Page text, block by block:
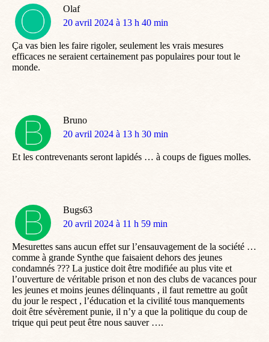
Olaf
dit
20 avril 2024 à 13 h 40 min
Ça vas bien les faire rigoler, seulement les vrais mesures
efficaces ne seraient certainement pas populaires pour tout le
monde.
Bruno
dit
20 avril 2024 à 13 h 30 min
Et les contrevenants seront lapidés … à coups de figues molles.
Bugs63
dit
20 avril 2024 à 11 h 59 min
Mesurettes sans aucun effet sur l’ensauvagement de la société …
comme à grande Synthe que faisaient dehors des jeunes
condamnés ??? La justice doit être modifiée au plus vite et
l’ouverture de véritable prison et non des clubs de vacances pour
les jeunes et moins jeunes délinquants , il faut remettre au goût
du jour le respect , l’éducation et la civilité tous manquements
doit être sévèrement punie, il n’y a que la politique du coup de
trique qui peut peut être nous sauver ….